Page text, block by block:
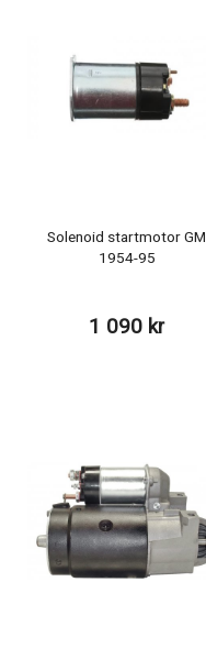
Solenoid startmotor GM
1954-95
1 090 kr